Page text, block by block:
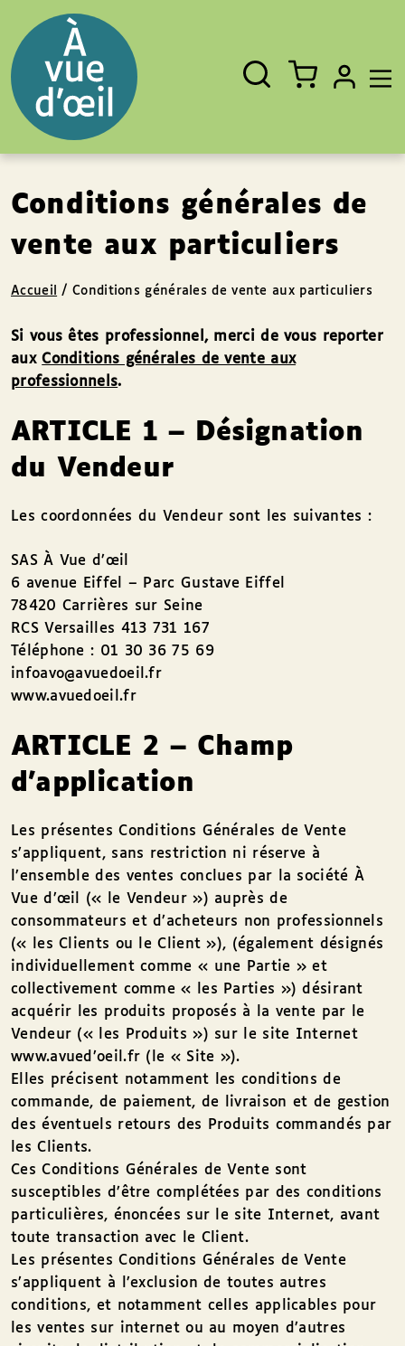
Fermer
Rechercher
un
livre,
un
auteur,
un
EAN
Conditions générales de
vente aux particuliers
Accueil /Conditions générales de vente aux particuliers
Si vous êtes professionnel, merci de vous reporter
auxConditions générales de vente aux
professionnels.
ARTICLE 1 – Désignation
du Vendeur
Les coordonnées du Vendeur sont les suivantes :
SAS À Vue d’œil
6 avenue Eiffel – Parc Gustave Eiffel
78420 Carrières sur Seine
RCS Versailles 413 731 167
Téléphone : 01 30 36 75 69
infoavo@avuedoeil.fr
www.avuedoeil.fr
ARTICLE 2 – Champ
d’application
Les présentes Conditions Générales de Vente
s’appliquent, sans restriction ni réserve à
l’ensemble des ventes conclues par la société À
Vue d’œil (« le Vendeur ») auprès de
consommateurs et d’acheteurs non professionnels
(« les Clients ou le Client »), (également désignés
individuellement comme « une Partie » et
collectivement comme « les Parties ») désirant
acquérir les produits proposés à la vente par le
Vendeur (« les Produits ») sur le site Internet
www.avued’oeil.fr (le « Site »).
Elles précisent notamment les conditions de
commande, de paiement, de livraison et de gestion
des éventuels retours des Produits commandés par
les Clients.
Ces Conditions Générales de Vente sont
susceptibles d’être complétées par des conditions
particulières, énoncées sur le site Internet, avant
toute transaction avec le Client.
Les présentes Conditions Générales de Vente
s’appliquent à l’exclusion de toutes autres
conditions, et notamment celles applicables pour
les ventes sur internet ou au moyen d’autres